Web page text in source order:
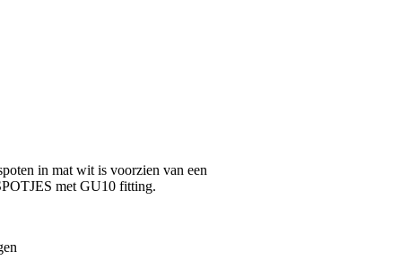
in mat wit is voorzien van een
met GU10 fitting.